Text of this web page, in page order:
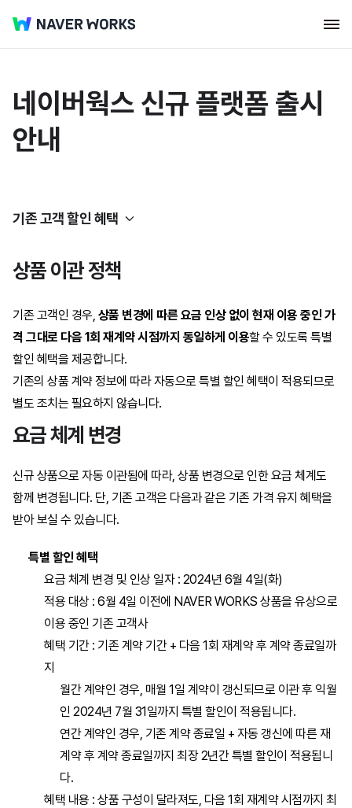
네이버웍스 신규 플랫폼 출시
안내
기존 고객 할인 혜택
신규 플랫폼 출시 안내
플랫폼 출시 안내
신규 상품 안내
신규 할인 정책 안내
콘솔 및 포털 변경사항 안내
네이버 클라우드 플랫폼 콘솔
네이버 클라우드 플랫폼 포털
문의 채널 변경 안내
화면 개괄 소개
관리자 권한 소개
공통 관리 메뉴 소개
서비스 관리 메뉴 소개
구매 및 청구 메뉴 소개
앱 마켓 소개
네이버웍스 디벨로퍼스 콘솔
NAVER WORKS 고객 안내
상품 변경 정책 안내
상품 이관 정책
기존 고객 할인 혜택
Free 상품 정책 변경
Premium 상품 정책 변경
기능 변경사항 안내
모바일 앱 변경사항
어드민 콘솔 기존 대비 변경사항
디벨로퍼 콘솔 기존 대비 변경사항
화면 변경사항 안내
로그인 화면 변경
PC웹 디자인 개편
통합 서비스 알림 제공
WORKPLACE 고객 안내
신규 상품 소개
상품 이관 정책
기존 고객 할인 혜택
상품 변경 상세 안내
업무용 계정 옵션 상품 종료
아르바이트 옵션 상품 종료
AI OCR 무료 제공
Lite 메뉴 추가
재무 상품 재편
법인카드 연동 요금 산정 방식 변경
기능 변경사항 안내
로그인 및 인증체계 변경
모바일 앱 변경
게시판 서비스 통합
공지 서비스 종료
로그인 아이디 도메인명 설정
화면 변경사항 안내
로그인 및 인증
서비스명 일부 변경
PC웹 디자인 개편
상품 이관 정책
기존 고객인 경우, 상품 변경에 따른 요금 인상 없이 현재 이용 중인 가
격 그대로 다음 1회 재계약 시점까지 동일하게 이용할 수 있도록 특별
할인 혜택을 제공합니다.
기존의 상품 계약 정보에 따라 자동으로 특별 할인 혜택이 적용되므로
별도 조치는 필요하지 않습니다.
요금 체계 변경
신규 상품으로 자동 이관됨에 따라, 상품 변경으로 인한 요금 체계도
함께 변경됩니다. 단, 기존 고객은 다음과 같은 기존 가격 유지 혜택을
받아 보실 수 있습니다.
특별 할인 혜택
요금 체계 변경 및 인상 일자 : 2024년 6월 4일(화)
적용 대상 : 6월 4일 이전에 NAVER WORKS 상품을 유상으로
이용 중인 기존 고객사
혜택 기간 : 기존 계약 기간 + 다음 1회 재계약 후 계약 종료일까
지
월간 계약인 경우, 매월 1일 계약이 갱신되므로 이관 후 익월
인 2024년 7월 31일까지 특별 할인이 적용됩니다.
연간 계약인 경우, 기존 계약 종료일 + 자동 갱신에 따른 재
계약 후 계약 종료일까지 최장 2년간 특별 할인이 적용됩니
다.
혜택 내용 : 상품 구성이 달라져도, 다음 1회 재계약 시점까지 최